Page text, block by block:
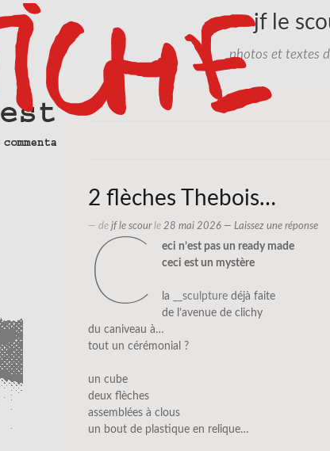
jf le
photos et textes
2 flèches Thebois…
— de jf le scourle 28 mai 2026 — Laissez une réponse
c
eci n’est pas un ready made
ceci est un mystère
la __sculpturedéjà faite
de l’avenue de clichy
du caniveau à…
tout un cérémonial ?
un cube
deux flèches
assemblées à clous
un bout de plastique en relique…